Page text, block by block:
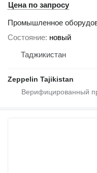
Цена по запросу
Промышленное
Состояние новый
Таджикистан
Zeppelin Tajikistan